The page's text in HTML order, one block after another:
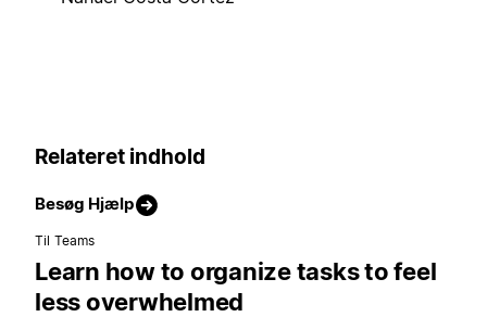
Relateret indhold
Besøg Hjælp
Til Teams
Learn how to organize tasks to feel
less overwhelmed